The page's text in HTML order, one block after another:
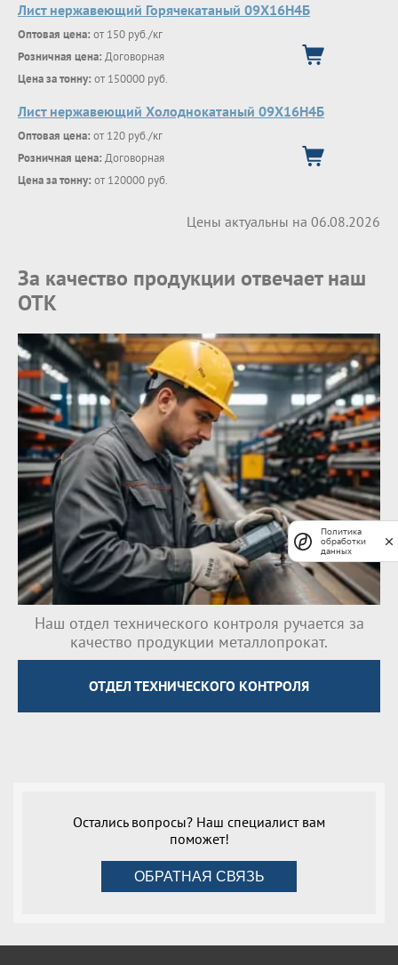
Лист нержавеющий Горячекатаный 09Х16Н4Б
Оптовая цена: от 150 руб./кг
Розничная цена: Договорная
Цена за тонну: от 150000 руб.
Лист нержавеющий Холоднокатаный 09Х16Н4Б
Оптовая цена: от 120 руб./кг
Розничная цена: Договорная
Цена за тонну: от 120000 руб.
Цены актуальны на 06.08.2026
За качество продукции отвечает наш
ОТК
Наш отдел технического контроля ручается за
качество продукции металлопрокат.
ОТДЕЛ ТЕХНИЧЕСКОГО КОНТРОЛЯ
Остались вопросы? Наш специалист вам
поможет!
ОБРАТНАЯ СВЯЗЬ
Политика
обработки
данных